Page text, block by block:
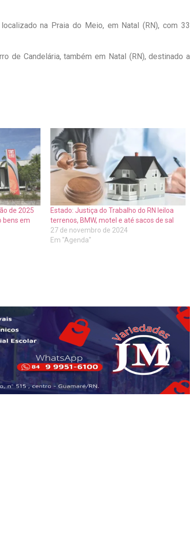
na Praia do Meio, em Natal (RN), com 33
de Candelária, também em Natal (RN), destinado a
de 2025
bens em
Estado: Justiça do Trabalho do RN leiloa
terrenos, BMW, motel e até sacos de sal
27 de novembro de 2024
Em "Agenda"